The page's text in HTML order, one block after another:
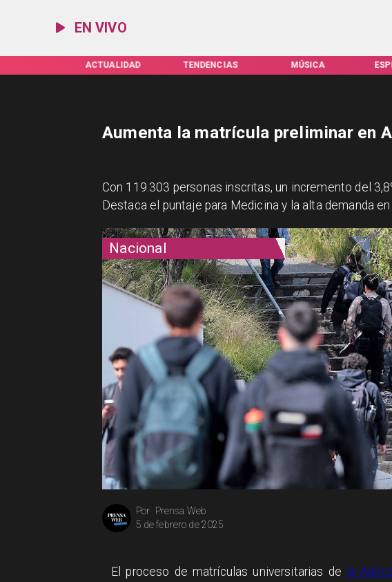
EN VIVO
ACTUALIDAD TENDENCIAS MÚSICA
Nacional
Prensa Web
Por
5 de febrero de 2025
Aumenta la matrícula preliminar en
Con 119.303 personas inscritas, un incremento del
Destaca el puntaje para Medicina y la alta demanda en
El proceso de matrículas universitarias de la